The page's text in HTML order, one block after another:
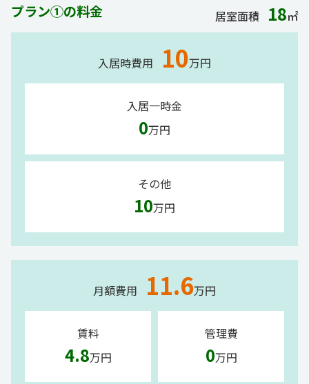
プラン①の料金 居室面積 18㎡
入居時費用 10万円
入居一時金
0万円
その他
10万円
月額費用 11.6万円
賃料
4.8万円
管理費
0万円